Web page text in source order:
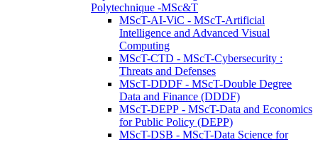
Polytechnique -MSc&T
MScT-AI-ViC - MScT-Artificial
Intelligence and Advanced Visual
Computing
MScT-CTD - MScT-Cybersecurity :
Threats and Defenses
MScT-DDDF - MScT-Double Degree
Data and Finance (DDDF)
MScT-DEPP - MScT-Data and Economics
for Public Policy (DEPP)
MScT-DSB - MScT-Data Science for